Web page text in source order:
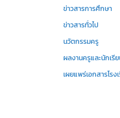
ข่าวสารการศึกษา
ข่าวสารทั่วไป
นวัตกรรมครู
ผลงานครูและนักเรี
เผยแพร่เอกสารโรง